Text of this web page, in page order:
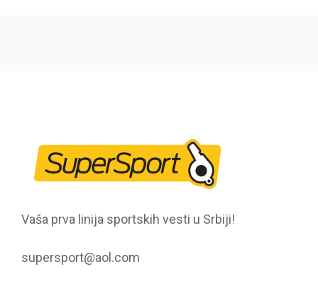
Vaša prva linija sportskih vesti u Srbiji!
supersport@aol.com